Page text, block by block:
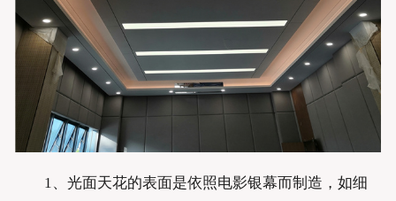
1、光面天花的表面是依照电影银幕而制造，如细